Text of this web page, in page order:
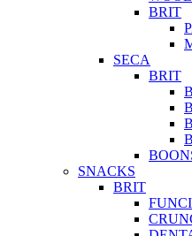
BRIT
SECA
BRIT
SNACKS
BRIT